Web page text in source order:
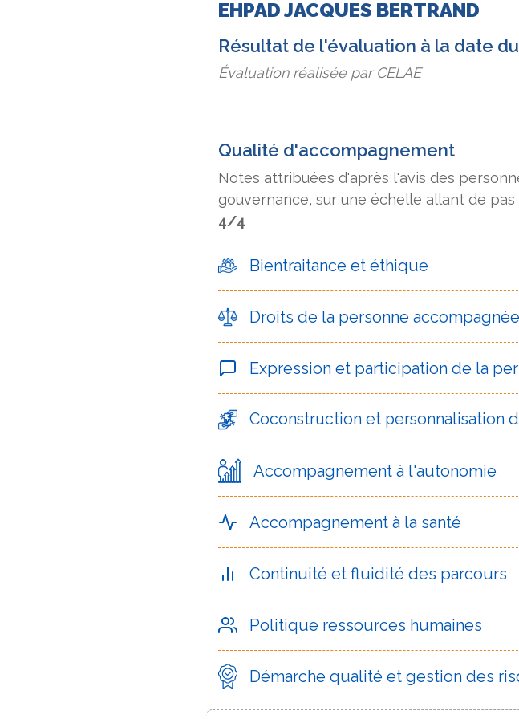
EHPAD JACQUES BERTRAND
Résultat de l'évaluation à la date
Évaluation réalisée par CELAE
Qualité d'accompagnement
Notes attribuées d'après l'avis des
gouvernance, sur une échelle allant de
4/4
Bientraitance et éthique
Droits de la personne accompagnée
Expression et participation de la
Coconstruction et personnalisation
Accompagnement à l'autonomie
Accompagnement à la santé
Continuité et fluidité des parcours
Politique ressources humaines
Démarche qualité et gestion des